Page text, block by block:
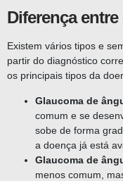
Diferença
Existem vários tipos e
partir do diagnóstico
os principais tipos da
Glaucoma de
comum e se
sobe de forma
a doença já está
Glaucoma de
menos comum,